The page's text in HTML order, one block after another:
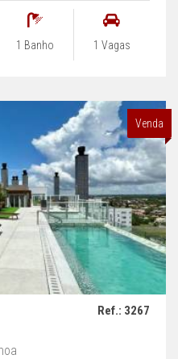
1 Banho 1 Vagas
Venda
Ref.: 3267